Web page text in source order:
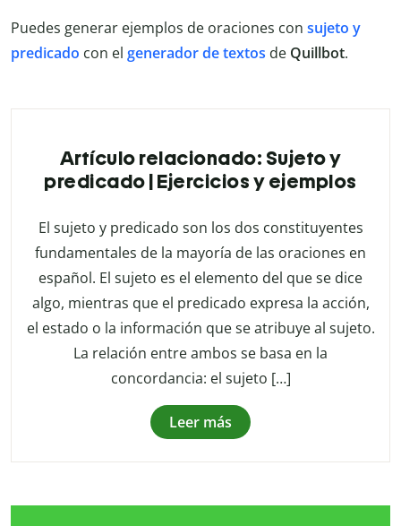
Puedes generar ejemplos de oraciones con sujeto y
predicado con el generador de textos de Quillbot.
Artículo relacionado: Sujeto y
predicado | Ejercicios y ejemplos
El sujeto y predicado son los dos constituyentes
fundamentales de la mayoría de las oraciones en
español. El sujeto es el elemento del que se dice
algo, mientras que el predicado expresa la acción,
el estado o la información que se atribuye al sujeto.
La relación entre ambos se basa en la
concordancia: el sujeto […]
Leer más